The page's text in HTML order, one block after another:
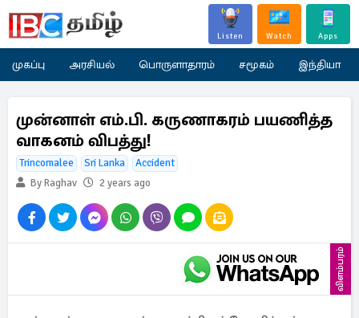
Listen Watch Apps
முகப்பு அரசியல் பொருளாதாரம் சமூகம் இந்தியா
முன்னாள் எம்.பி. கருணாகரம் பயணித்த
வாகனம் விபத்து!
Trincomalee Sri Lanka
Accident
By Raghav
2 years ago
விளம்பரம்